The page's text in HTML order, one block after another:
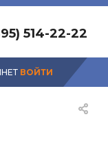
514-22-22
ВОЙТИ